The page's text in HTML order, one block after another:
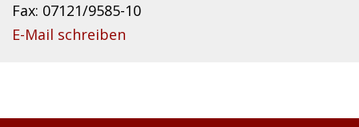
Fax: 07121/9585-10
E-Mail schreiben